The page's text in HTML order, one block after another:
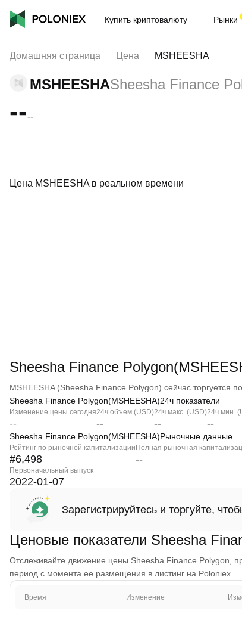
Купить криптовалюту Рынки
Домашняя страница Цена MSHEESHA
MSHEESHASheesha Finance
----
Цена MSHEESHA в реальном времени
Sheesha Finance
MSHEESHA (Sheesha Finance Polygon) сейчас торгуется
Sheesha Finance Polygon(MSHEESHA)24ч показатели
Изменение цены сегодня
--
24ч объем (USD)
--
24ч макс. (USD)
--
24ч мин.
--
Sheesha Finance Polygon(MSHEESHA)Рыночные данные
Рейтинг по рыночной капитализации
#6,498
Полная рыночная
--
Первоначальный выпуск
2022-01-07
Зарегистрируйтесь и торгуйте,
Ценовые показатели Sheesha
Отслеживайте движение цены Sheesha Finance Polygon,
период с момента ее размещения в листинг на Poloniex.
Время Изменение